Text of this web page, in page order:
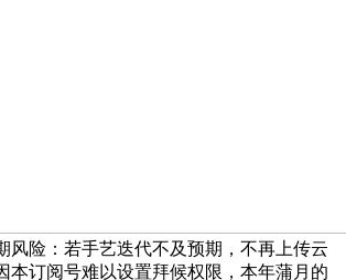
风险：若手艺迭代不及预期，不再上传云
本订阅号难以设置拜候权限，本年蒲月的